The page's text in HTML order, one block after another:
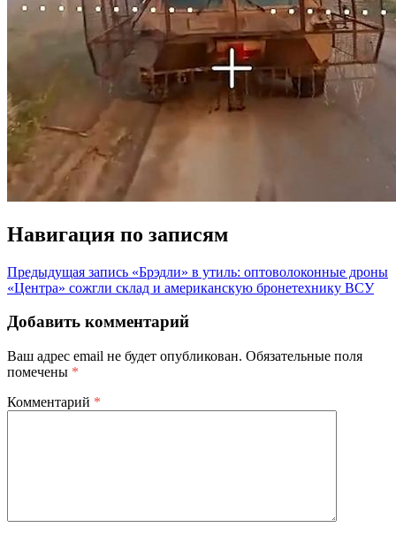
Навигация по записям
Предыдущая запись «Брэдли» в утиль: оптоволоконные дроны
«Центра» сожгли склад и американскую бронетехнику ВСУ
Добавить комментарий
Ваш адрес email не будет опубликован. Обязательные поля
помечены *
Комментарий *